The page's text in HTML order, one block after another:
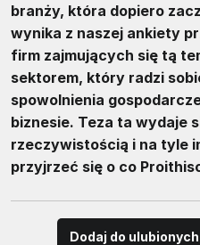
branży, która dopiero
wynika z naszej ankiety
firm zajmujących się tą
sektorem, który radzi
spowolnienia
biznesie. Teza ta wydaje
rzeczywistością i na tyle
przyjrzeć się o co
Dodaj do